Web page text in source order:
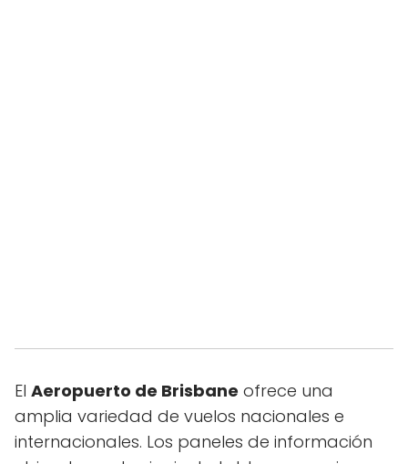
El Aeropuerto de Brisbane ofrece una
amplia variedad de vuelos nacionales e
internacionales. Los paneles de información